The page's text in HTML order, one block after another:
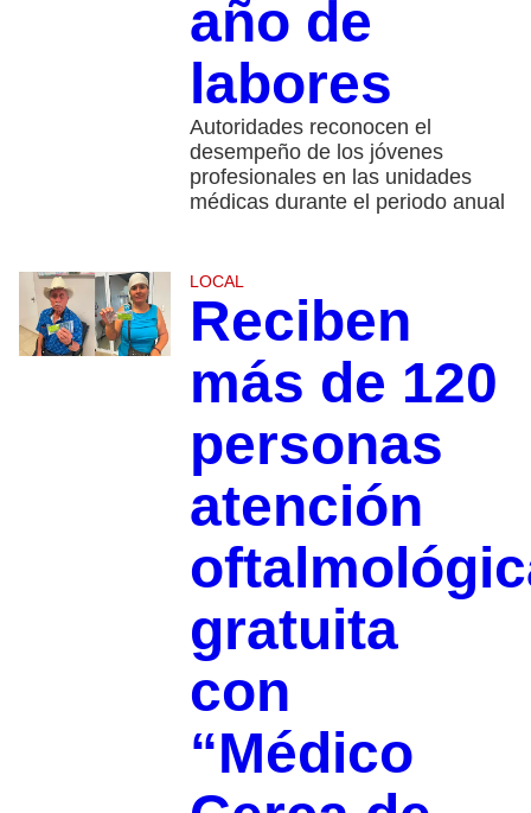
año de
labores
Autoridades reconocen el
desempeño de los jóvenes
profesionales en las unidades
médicas durante el periodo anual
LOCAL
Reciben
más de 120
personas
atención
gratuita
con
“Médico